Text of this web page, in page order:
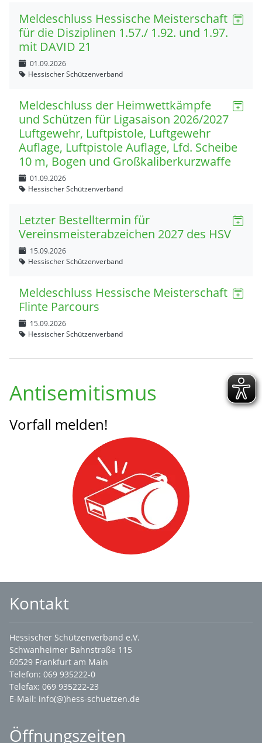
Meldeschluss Hessische Meisterschaft
für die Disziplinen 1.57./ 1.92. und 1.97.
mit DAVID 21
01.09.2026
Hessischer Schützenverband
Meldeschluss der Heimwettkämpfe
und Schützen für Ligasaison 2026/2027
Luftgewehr, Luftpistole, Luftgewehr
Auflage, Luftpistole Auflage, Lfd. Scheibe
10 m, Bogen und Großkaliberkurzwaffe
01.09.2026
Hessischer Schützenverband
Letzter Bestelltermin für
Vereinsmeisterabzeichen 2027 des HSV
15.09.2026
Hessischer Schützenverband
Meldeschluss Hessische Meisterschaft
Flinte Parcours
15.09.2026
Hessischer Schützenverband
Antisemitismus
Vorfall melden!
Kontakt
Hessischer Schützenverband e.V.
Schwanheimer Bahnstraße 115
60529 Frankfurt am Main
Telefon: 069 935222-0
Telefax: 069 935222-23
E-Mail: info(@)hess-schuetzen.de
Öffnungszeiten